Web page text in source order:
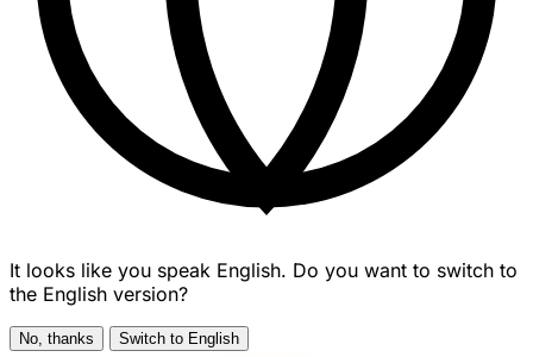
It looks like you speak English. Do you want to switch to
the English version?
No, thanks Switch to English